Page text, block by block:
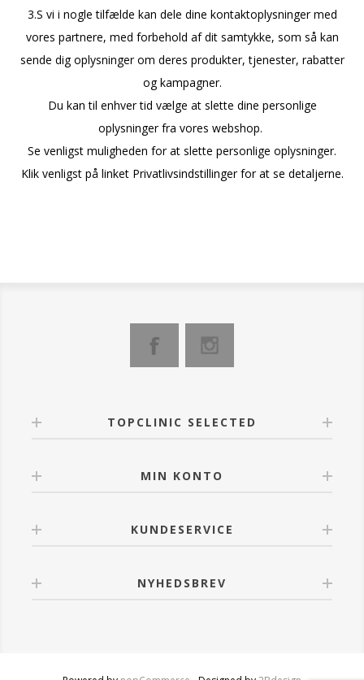
3.S vi i nogle tilfælde kan dele dine kontaktoplysninger med
vores partnere, med forbehold af dit samtykke, som så kan
sende dig oplysninger om deres produkter, tjenester, rabatter
og kampagner.
Du kan til enhver tid vælge at slette dine personlige
oplysninger fra vores webshop.
Se venligst muligheden for at slette personlige oplysninger.
Klik venligst på linket Privatlivsindstillinger for at se detaljerne.
TOPCLINIC SELECTED
MIN KONTO
KUNDESERVICE
NYHEDSBREV